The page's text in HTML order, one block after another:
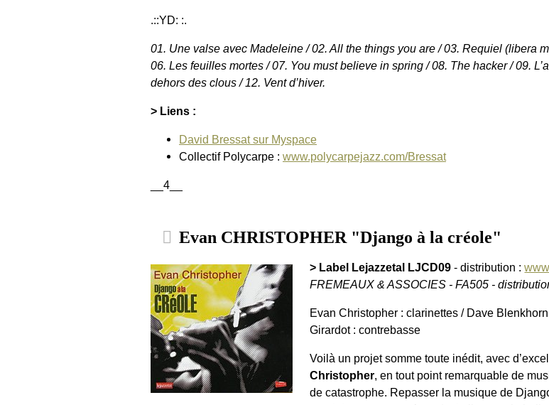
.::YD: :.
01. Une valse avec Madeleine / 02. All the things you are / 03. Requiel (libera
06. Les feuilles mortes / 07. You must believe in spring / 08. The hacker / 09.
dehors des clous / 12. Vent d’hiver.
> Liens :
David Bressat sur Myspace
Collectif Polycarpe : www.polycarpejazz.com/Bressat
__4__
Evan CHRISTOPHER "Django à la créole"
> Label Lejazzetal LJCD09 - distribution :
FREMEAUX & ASSOCIES - FA505 -
Evan Christopher : clarinettes / Dave
Girardot : contrebasse
Voilà un projet somme toute inédit, avec
Christopher, en tout point remarquable de
de catastrophe. Repasser la musique de